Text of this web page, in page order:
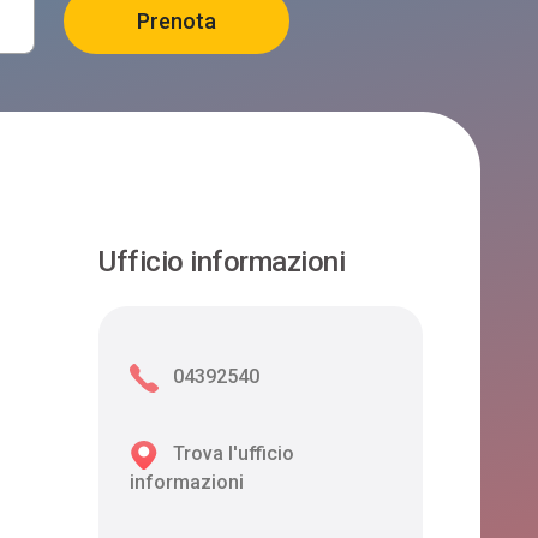
Ufficio informazioni
04392540
Trova l'ufficio
informazioni